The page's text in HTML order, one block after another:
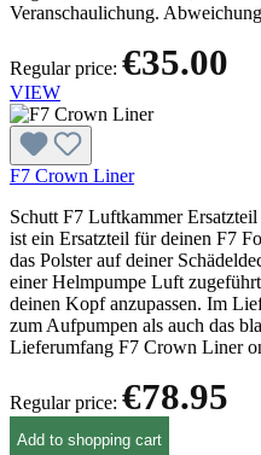
Veranschaulichung.
Regular price: €35.00
VIEW
F7 Crown Liner
Schutt F7 Luftkammer
ist ein Ersatzteil für deinen F7
das Polster auf deiner
einer Helmpumpe Luft
deinen Kopf anzupassen. Im
zum Aufpumpen als auch das
Lieferumfang F7 Crown Liner
Regular price: €78.95
Add to shopping cart